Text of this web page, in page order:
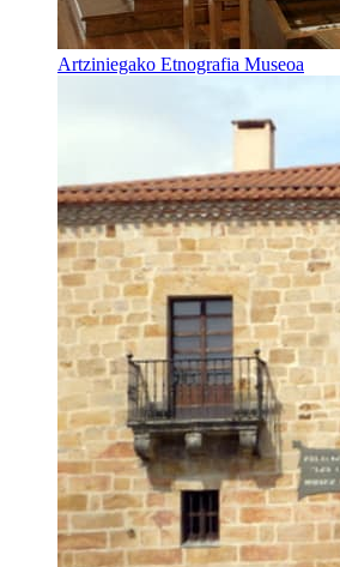
Artziniegako Etnografia Museoa